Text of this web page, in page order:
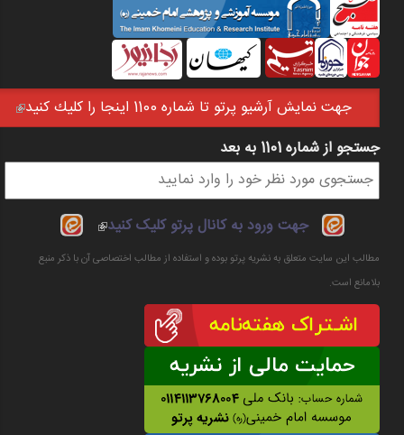
جهت نمايش آرشيو پرتو تا شماره 1100 اينجا را كليك كنيد
فرم جستجو
جستجو از شماره 1101 به بعد
جهت ورود به کانال پرتو کلیک کنید
(link is
external)
مطالب این سایت متعلق به نشریه پرتو بوده و استفاده از مطالب اختصاصی آن با ذکر منبع
بلامانع است.